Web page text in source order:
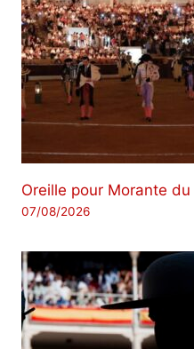
Oreille pour Morante
07/08/2026